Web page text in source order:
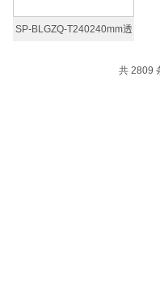
SP-BLGZQ-T240240mm透
共 2809